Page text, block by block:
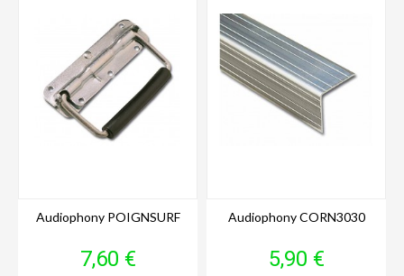
Audiophony POIGNSURF
Prix
7,60 €
Audiophony CORN3030
Prix
5,90 €